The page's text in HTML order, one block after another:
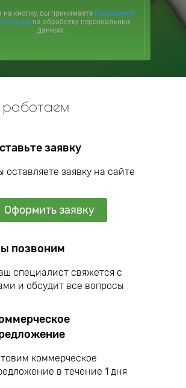
кнопку, вы принимаете Положение
на обработку персональных
данных.
заявку
оставляете заявку на сайте
Оформить заявку
позвоним
специалист свяжется с
и обсудит все вопросы
коммерческое
в течение 1 дня